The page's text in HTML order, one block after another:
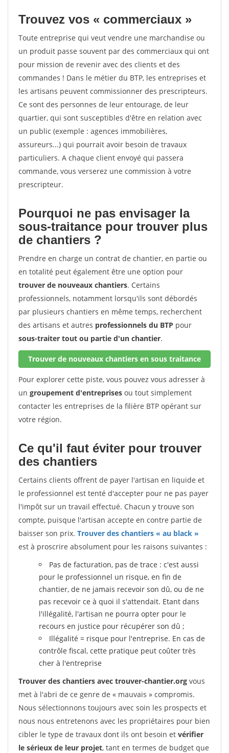
Trouvez vos « commerciaux »
Toute entreprise qui veut vendre une marchandise ou
un produit passe souvent par des commerciaux qui ont
pour mission de revenir avec des clients et des
commandes ! Dans le métier du BTP, les entreprises et
les artisans peuvent commissionner des prescripteurs.
Ce sont des personnes de leur entourage, de leur
quartier, qui sont susceptibles d'être en relation avec
un public (exemple : agences immobilières,
assureurs...) qui pourrait avoir besoin de travaux
particuliers. A chaque client envoyé qui passera
commande, vous verserez une commission à votre
prescripteur.
Pourquoi ne pas envisager la
sous-traitance pour trouver plus
de chantiers ?
Prendre en charge un contrat de chantier, en partie ou
en totalité peut également être une option pour
trouver de nouveaux chantiers. Certains
professionnels, notamment lorsqu'ils sont débordés
par plusieurs chantiers en même temps, recherchent
des artisans et autres professionnels du BTP pour
sous-traiter tout ou partie d'un chantier.
Trouver de nouveaux chantiers en sous traitance
Pour explorer cette piste, vous pouvez vous adresser à
un groupement d'entreprises ou tout simplement
contacter les entreprises de la filière BTP opérant sur
votre région.
Ce qu'il faut éviter pour trouver
des chantiers
Certains clients offrent de payer l'artisan en liquide et
le professionnel est tenté d'accepter pour ne pas payer
l'impôt sur un travail effectué. Chacun y trouve son
compte, puisque l'artisan accepte en contre partie de
baisser son prix. Trouver des chantiers « au black »
est à proscrire absolument pour les raisons suivantes :
Pas de facturation, pas de trace : c'est aussi
pour le professionnel un risque, en fin de
chantier, de ne jamais recevoir son dû, ou de ne
pas recevoir ce à quoi il s'attendait. Etant dans
l'illégalité, l'artisan ne pourra opter pour le
recours en justice pour récupérer son dû ;
Illégalité = risque pour l'entreprise. En cas de
contrôle fiscal, cette pratique peut coûter très
cher à l'entreprise
Trouver des chantiers avec trouver-chantier.org vous
met à l'abri de ce genre de « mauvais » compromis.
Nous sélectionnons toujours avec soin les prospects et
nous nous entretenons avec les propriétaires pour bien
cibler le type de travaux dont ils ont besoin et vérifier
le sérieux de leur projet, tant en termes de budget que